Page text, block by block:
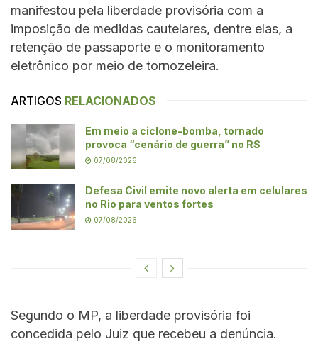
manifestou pela liberdade provisória com a
imposição de medidas cautelares, dentre elas, a
retenção de passaporte e o monitoramento
eletrônico por meio de tornozeleira.
ARTIGOS RELACIONADOS
Em meio a ciclone-bomba, tornado
provoca “cenário de guerra” no RS
07/08/2026
Defesa Civil emite novo alerta em celulares
no Rio para ventos fortes
07/08/2026
Segundo o MP, a liberdade provisória foi
concedida pelo Juiz que recebeu a denúncia.